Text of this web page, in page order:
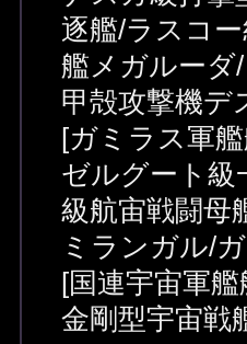
逐艦/ラスコ
艦メガルーダ/
甲殻攻撃機デ
[ガミラス軍
ゼルグート級
級航宙戦闘母
ミランガル/
[国連宇宙軍
金剛型宇宙戦